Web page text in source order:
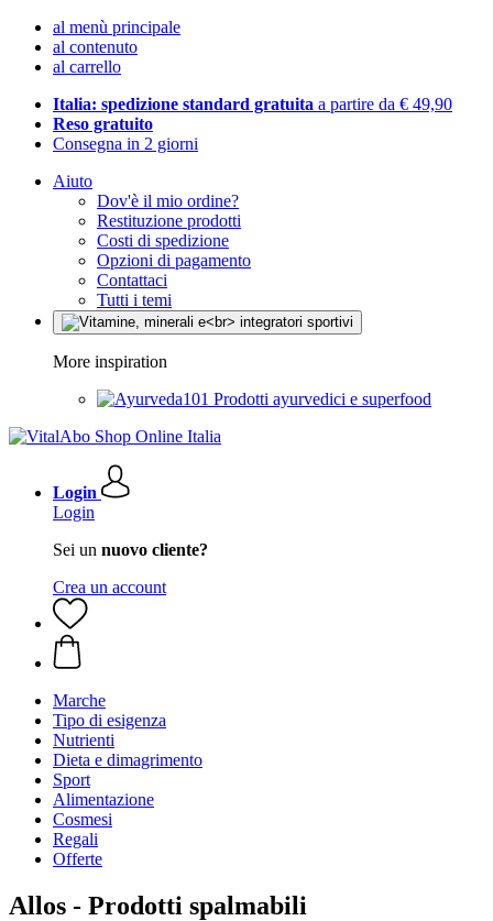
al menù principale
al contenuto
al carrello
Italia: spedizione standard gratuita a partire da € 49,90
Reso gratuito
Consegna in 2 giorni
Aiuto
Dov'è il mio ordine?
Restituzione prodotti
Costi di spedizione
Opzioni di pagamento
Contattaci
Tutti i temi
More inspiration
Prodotti ayurvedici e superfood
Login
Login
Sei un nuovo cliente?
Crea un account
Marche
Tipo di esigenza
Nutrienti
Dieta e dimagrimento
Sport
Alimentazione
Cosmesi
Regali
Offerte
Allos - Prodotti spalmabili